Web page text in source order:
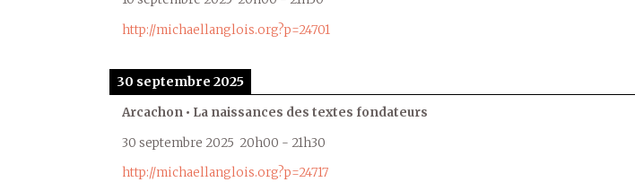
http://michaellanglois.org?p=24701
30 septembre 2025
Arcachon • La naissances des textes fondateurs
30 septembre 2025 20h00 - 21h30
http://michaellanglois.org?p=24717